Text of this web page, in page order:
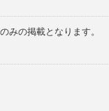
みの掲載となります。